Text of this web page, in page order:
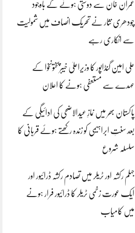
عمران خان سے دوستی ہونے کے باوجود
چودھری نثار نے تحریک انصاف میں شمولیت
سے انکاری رہے
علی امین گنڈاپور کا وزیراعلیٰ خیبرپختونخوا کے
عہدے سے مستعفی ہونے کا اعلان
پاکستان بھر میں نمازِ عیدالاضحی کی ادائیگی کے
بعد سنتِ ابراہیمی کو زندہ رکھتے ہوئے قربانی کا
سلسلہ شروع
جہلم رکشہ اور ٹریلر میں تصادم رکشہ ڈرائیور اور
ایک عورت زخمی ٹریلر کا ڈرائیور فرار ہونے
میں کامیاب